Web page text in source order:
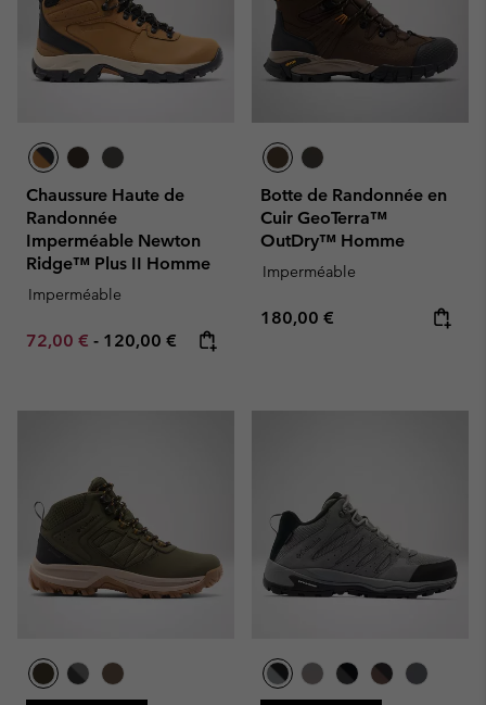
Chaussure Haute de
Randonnée
Imperméable Newton
Ridge™ Plus II Homme
Imperméable
Minimum sale price:
72,00 € - Maximum price:
120,00 €
Botte de Randonnée en
Cuir GeoTerra™
OutDry™ Homme
Imperméable
Regular price:
180,00 €